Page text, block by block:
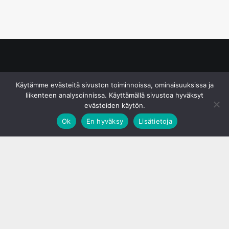
Käytämme evästeitä sivuston toiminnoissa, ominaisuuksissa ja
liikenteen analysoinnissa. Käyttämällä sivustoa hyväksyt
evästeiden käytön.
Ok
En hyväksy Lisätietoja